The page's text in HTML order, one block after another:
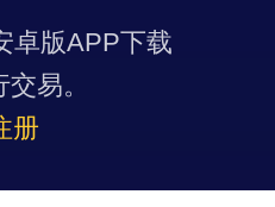
卓版APP下载
易。
册